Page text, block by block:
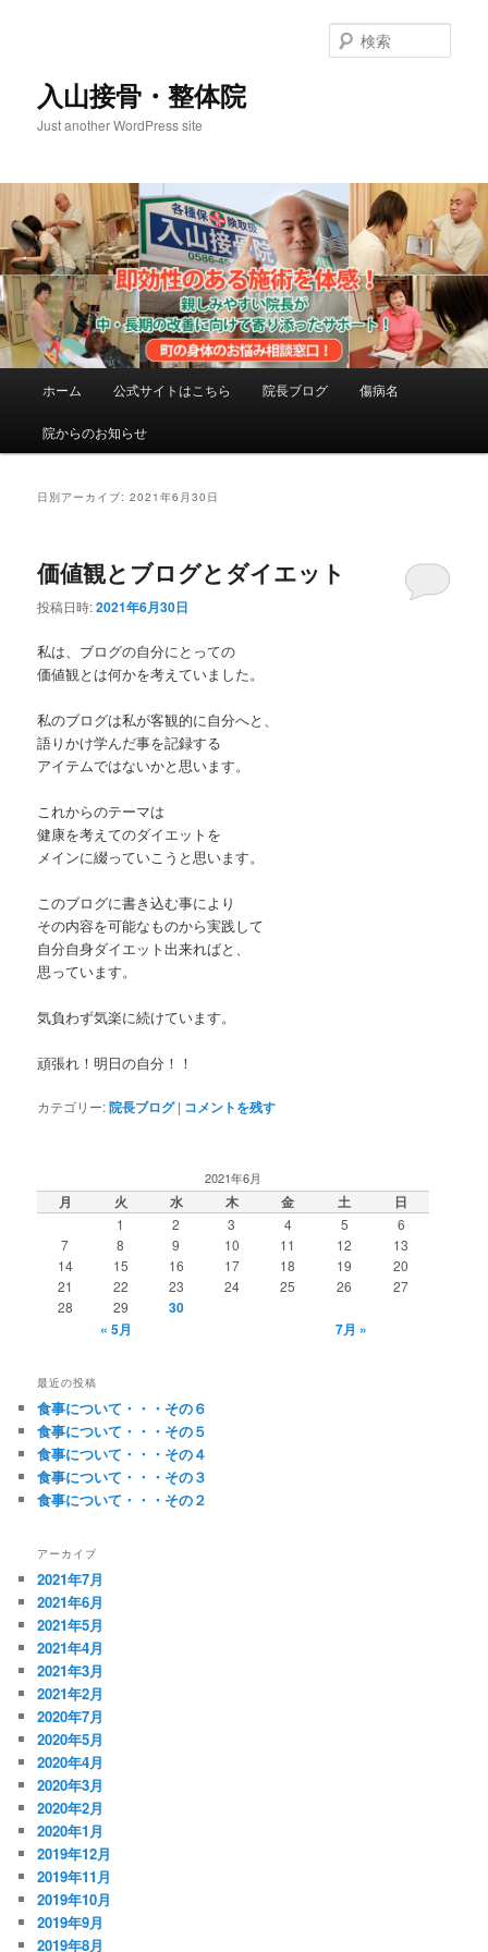
移
動
動
入山接骨・整体院
Just another WordPress site
索
メ
ホーム 公式サイトはこちら 院長ブログ 傷病名
院からのお知らせ
日別アーカイブ:2021年6月30日
価値観とブログとダイエット
投稿日時:2021年6月30日
私は、ブログの自分にとっての
価値観とは何かを考えていました。
私のブログは私が客観的に自分へと、
語りかけ学んだ事を記録する
アイテムではないかと思います。
これからのテーマは
健康を考えてのダイエットを
メインに綴っていこうと思います。
このブログに書き込む事により
その内容を可能なものから実践して
自分自身ダイエット出来ればと、
思っています。
気負わず気楽に続けています。
頑張れ！明日の自分！！
カテゴリー:院長ブログ | コメントを残す
2021年6月
月 火 水 木 金 土 日
1 2 3 4 5
6
7
8 9 10 11 12
13
14
15 16 17 18 19
20
21
22 23 24 25 26
27
28
29
30
« 5月
7月 »
最近の投稿
食事について・・・その６
食事について・・・その５
食事について・・・その４
食事について・・・その３
食事について・・・その２
アーカイブ
2021年7月
2021年6月
2021年5月
2021年4月
2021年3月
2021年2月
2020年7月
2020年5月
2020年4月
2020年3月
2020年2月
2020年1月
2019年12月
2019年11月
2019年10月
2019年9月
2019年8月